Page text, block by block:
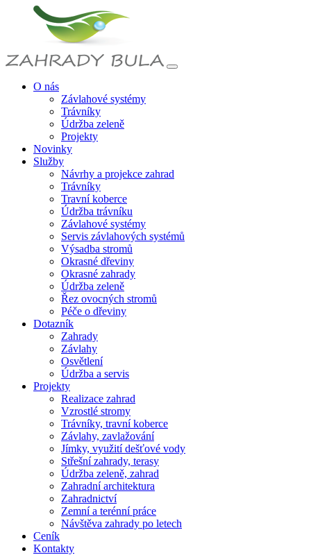
O nás
Závlahové systémy
Trávníky
Údržba zeleně
Projekty
Novinky
Služby
Návrhy a projekce zahrad
Trávníky
Travní koberce
Údržba trávníku
Závlahové systémy
Servis závlahových systémů
Výsadba stromů
Okrasné dřeviny
Okrasné zahrady
Údržba zeleně
Řez ovocných stromů
Péče o dřeviny
Dotazník
Zahrady
Závlahy
Osvětlení
Údržba a servis
Projekty
Realizace zahrad
Vzrostlé stromy
Trávníky, travní koberce
Závlahy, zavlažování
Jímky, využití dešťové vody
Střešní zahrady, terasy
Údržba zeleně, zahrad
Zahradní architektura
Zahradnictví
Zemní a terénní práce
Návštěva zahrady po letech
Ceník
Kontakty